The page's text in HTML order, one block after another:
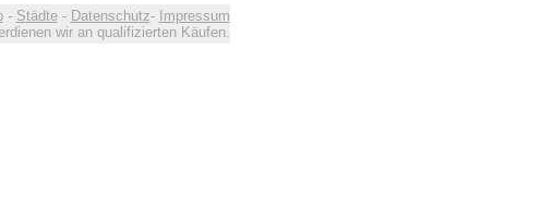
- Städte- Datenschutz- Impressum
wir an qualifizierten Käufen.